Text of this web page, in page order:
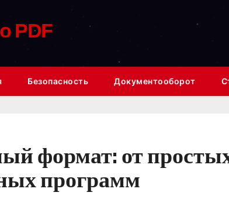
PDF
Безопасность Документооборот
формат: от
программ